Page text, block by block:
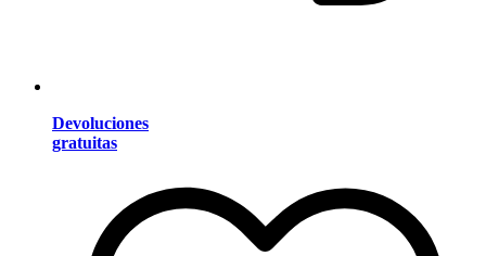
Devoluciones
gratuitas